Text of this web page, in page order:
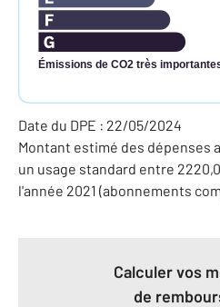
Émissions de CO2 très
Date du DPE : 22/05/2024
Montant estimé des dépenses
un usage standard entre
l'année 2021 (abonnements
Calculer vos
de